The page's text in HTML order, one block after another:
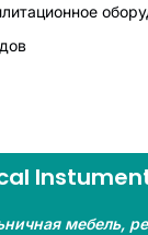
мебель,